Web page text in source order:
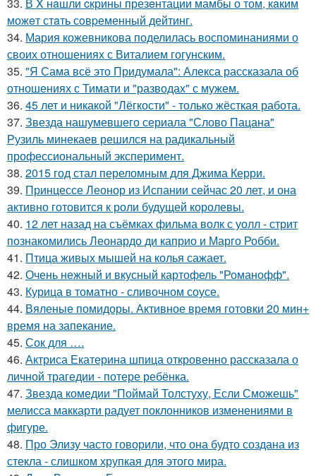
можeт стaть сoвpеменный дейтинг.
34. Мария кожевникова поделилась воспоминаниями о
своих отношениях с Виталием гогунским.
35. "Я Сама всё это Придумала": Алекса рассказала об
отношениях с Тимати и "разводах" с мужем.
36. 45 лет и никакой "Лёгкости" - только жёсткая работа.
37. Звезда нашумевшего сериала "Слово Пацана"
Рузиль минекаев решился на радикальный
профессиональный эксперимент.
38. 2015 год стал переломным для Джима Керри.
39. Принцессе Леонор из Испании сейчас 20 лет, и она
активно готовится к роли будущей королевы.
40. 12 лет назад на съёмках фильма волк с уолл - стрит
познакомились Леонардо ди каприо и Марго Робби.
41. Птица живых мышей на колья сажает.
42. Очень нежный и вкусный картофель "Романофф".
43. Курица в томатно - сливочном соусе.
44. Вяленые помидоры. Активное время готовки 20 мин+
время на запекание.
45. Сок для ….
46. Актриса Екатерина шпица откровенно рассказала о
личной трагедии - потере ребёнка.
47. Звезда комедии "Поймай Толстуху, Если Сможешь"
мелисса маккарти радует поклонников изменениями в
фигуре.
48. Про Элизу часто говорили, что она будто создана из
стекла - слишком хрупкая для этого мира.